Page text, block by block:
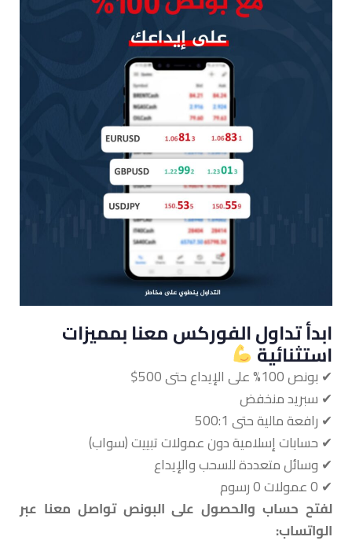
ابدأ تداول الفوركس معنا بمميزات
استثنائية ‏
✔‏‎️‎‏ بونص 100% على الإيداع حتى 500$‏
‏✔‏‎️‎‏ سبريد منخفض
‏✔‏‎️‎‏ رافعة مالية حتى 500:1‏
‏✔‏‎️‎‏ حسابات إسلامية دون عمولات تبييت (سواب)‏
‏✔‏‎️‎‏ وسائل متعددة للسحب والإيداع
‏✔‏‎️‎‏ 0 عمولات 0 رسوم
لفتح حساب والحصول على البونص تواصل معنا عبر
الواتساب: